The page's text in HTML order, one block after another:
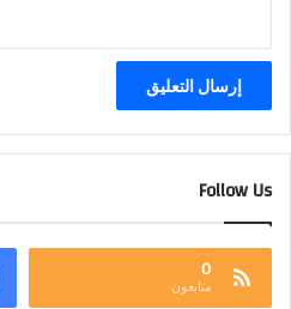
Follow Us
0
متابعون